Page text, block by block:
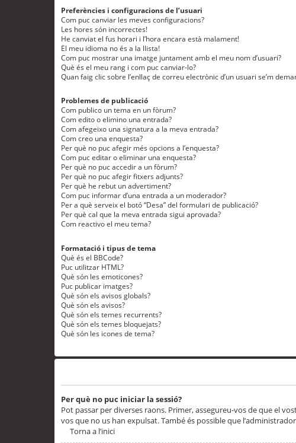
Preferències i configuracions de l’usuari
Com puc canviar les meves configuracions?
Les hores són incorrectes!
He canviat el fus horari i l’hora encara està malament!
El meu idioma no és a la llista!
Com puc mostrar una imatge juntament amb el meu nom d’usuari?
Què és el meu rang i com puc canviar-lo?
Quan faig clic sobre l’enllaç de correu electrònic d’un usuari se’m
Problemes de publicació
Com publico un tema en un fòrum?
Com edito o elimino una entrada?
Com afegeixo una signatura a la meva entrada?
Com creo una enquesta?
Per què no puc afegir més opcions a l’enquesta?
Com puc editar o eliminar una enquesta?
Per què no puc accedir a un fòrum?
Per què no puc afegir fitxers adjunts?
Per què he rebut un advertiment?
Com puc informar d’una entrada a un moderador?
Per a què serveix el botó “Desa” del formulari de publicació?
Per què cal que la meva entrada sigui aprovada?
Com reactivo el meu tema?
Formatació i tipus de tema
Què és el BBCode?
Puc utilitzar HTML?
Què són les emoticones?
Puc publicar imatges?
Què són els avisos globals?
Què són els avisos?
Què són els temes recurrents?
Què són els temes bloquejats?
Què són les icones de tema?
Per què no puc iniciar la sessió?
Pot passar per diverses raons. Primer, assegureu-vos de que el
vos que no us han expulsat. També és possible que
Torna a l’inici